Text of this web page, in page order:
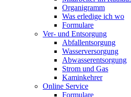
Organigramm
Was erledige ich wo
Formulare
Ver- und Entsorgung
Abfallentsorgung
Wasserversorgung
Abwasserentsorgung
Strom und Gas
Kaminkehrer
Online Service
Formulare